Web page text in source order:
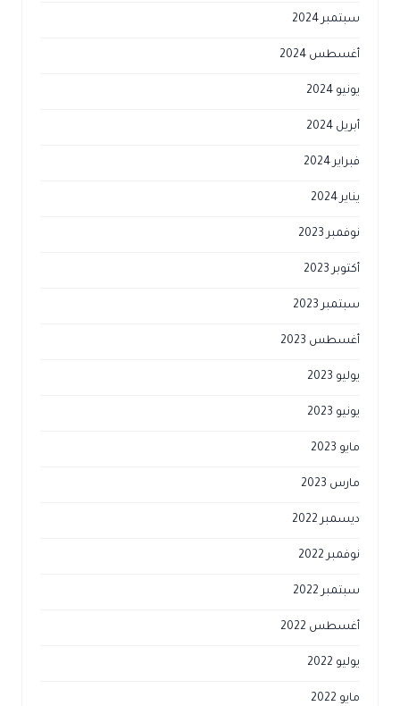
سبتمبر 2024
أغسطس 2024
يونيو 2024
أبريل 2024
فبراير 2024
يناير 2024
نوفمبر 2023
أكتوبر 2023
سبتمبر 2023
أغسطس 2023
يوليو 2023
يونيو 2023
مايو 2023
مارس 2023
ديسمبر 2022
نوفمبر 2022
سبتمبر 2022
أغسطس 2022
يوليو 2022
مايو 2022